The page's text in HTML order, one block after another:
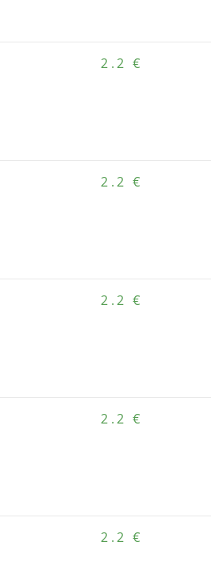
2.2 €
2.2 €
2.2 €
2.2 €
2.2 €